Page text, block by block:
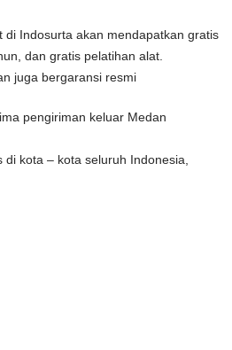
di Indosurta akan mendapatkan gratis
dan gratis pelatihan alat.
juga bergaransi resmi
pengiriman keluar Medan
kota – kota seluruh Indonesia,